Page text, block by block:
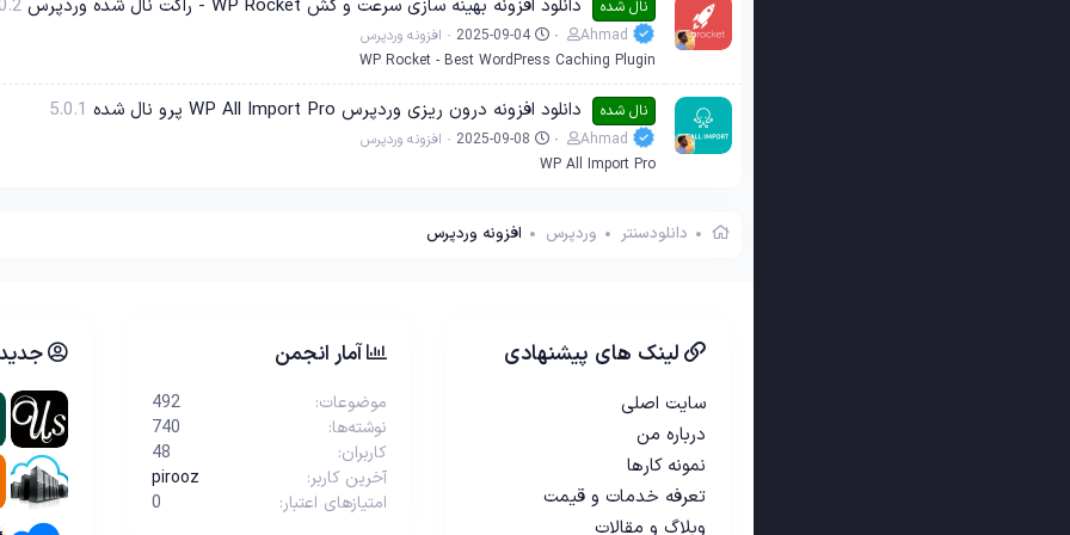
نال شده دانلود افزونه بهینه سازی سرعت و کش WP Rocket - راکت نال شده وردپرس
Ahmad
2025-09-04
افزونه وردپرس
WP Rocket - Best WordPress Caching Plugin
نال شده دانلود افزونه درون ریزی وردپرس WP All Import Pro پرو نال شده 5.0.1
Ahmad
2025-09-08
افزونه وردپرس
WP All Import Pro
دانلودسنتر وردپرس افزونه وردپرس
لینک های پیشنهادی
سایت اصلی
درباره من
نمونه کارها
تعرفه خدمات و قیمت
وبلاگ و مقالات
آمار انجمن
موضوعات
492
نوشته‌ها
740
کاربران
48
آخرین کاربر
pirooz
امتیازهای اعتبار
0